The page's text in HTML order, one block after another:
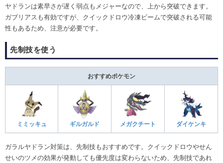
ヤドランは素早さが遅く弱点もメジャーなので、上から突破できます。
ガブリアスも有効ですが、クイックドロウ冷凍ビームで突破される可能
性もあるため、注意が必要です。
先制技を使う
おすすめポケモン
ミミッキュ ギルガルド メガクチート ダイケンキ
ガラルヤドラン対策は、先制技もおすすめです。クイックドロウやせん
せいのツメの効果が発動しても優先度は変わらないため、先制技であれ